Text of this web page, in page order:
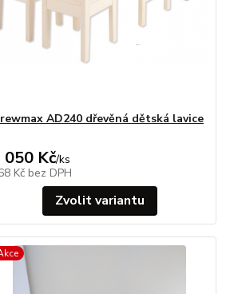
AD240 dřevěná dětská lavice
050 Kč/ks
Kč bez DPH
Zvolit variantu